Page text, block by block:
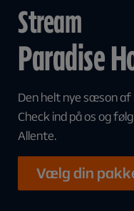
Stream
Paradise
Den helt nye sæson
Check ind på os og
Allente.
Vælg din